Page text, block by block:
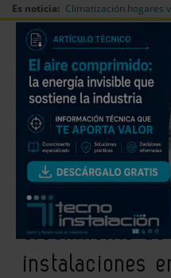
Es noticia: Climatización hogares
Redes Sociales
La demanda
residencial
crecimiento de
instalaciones